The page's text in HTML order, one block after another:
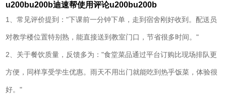
u200bu200b迪速帮使用评论u200bu200b
1、常见评价提到："下课前一分钟下单，走到宿舍刚好收到。配送员
对教学楼位置特别熟，能直接送到教室门口，节省很多时间。"
2、关于餐饮质量，反馈多为："食堂菜品通过平台订购比现场排队更
方便，同样享受学生优惠。雨天不用出门就能吃到热乎饭菜，体验很
好。"